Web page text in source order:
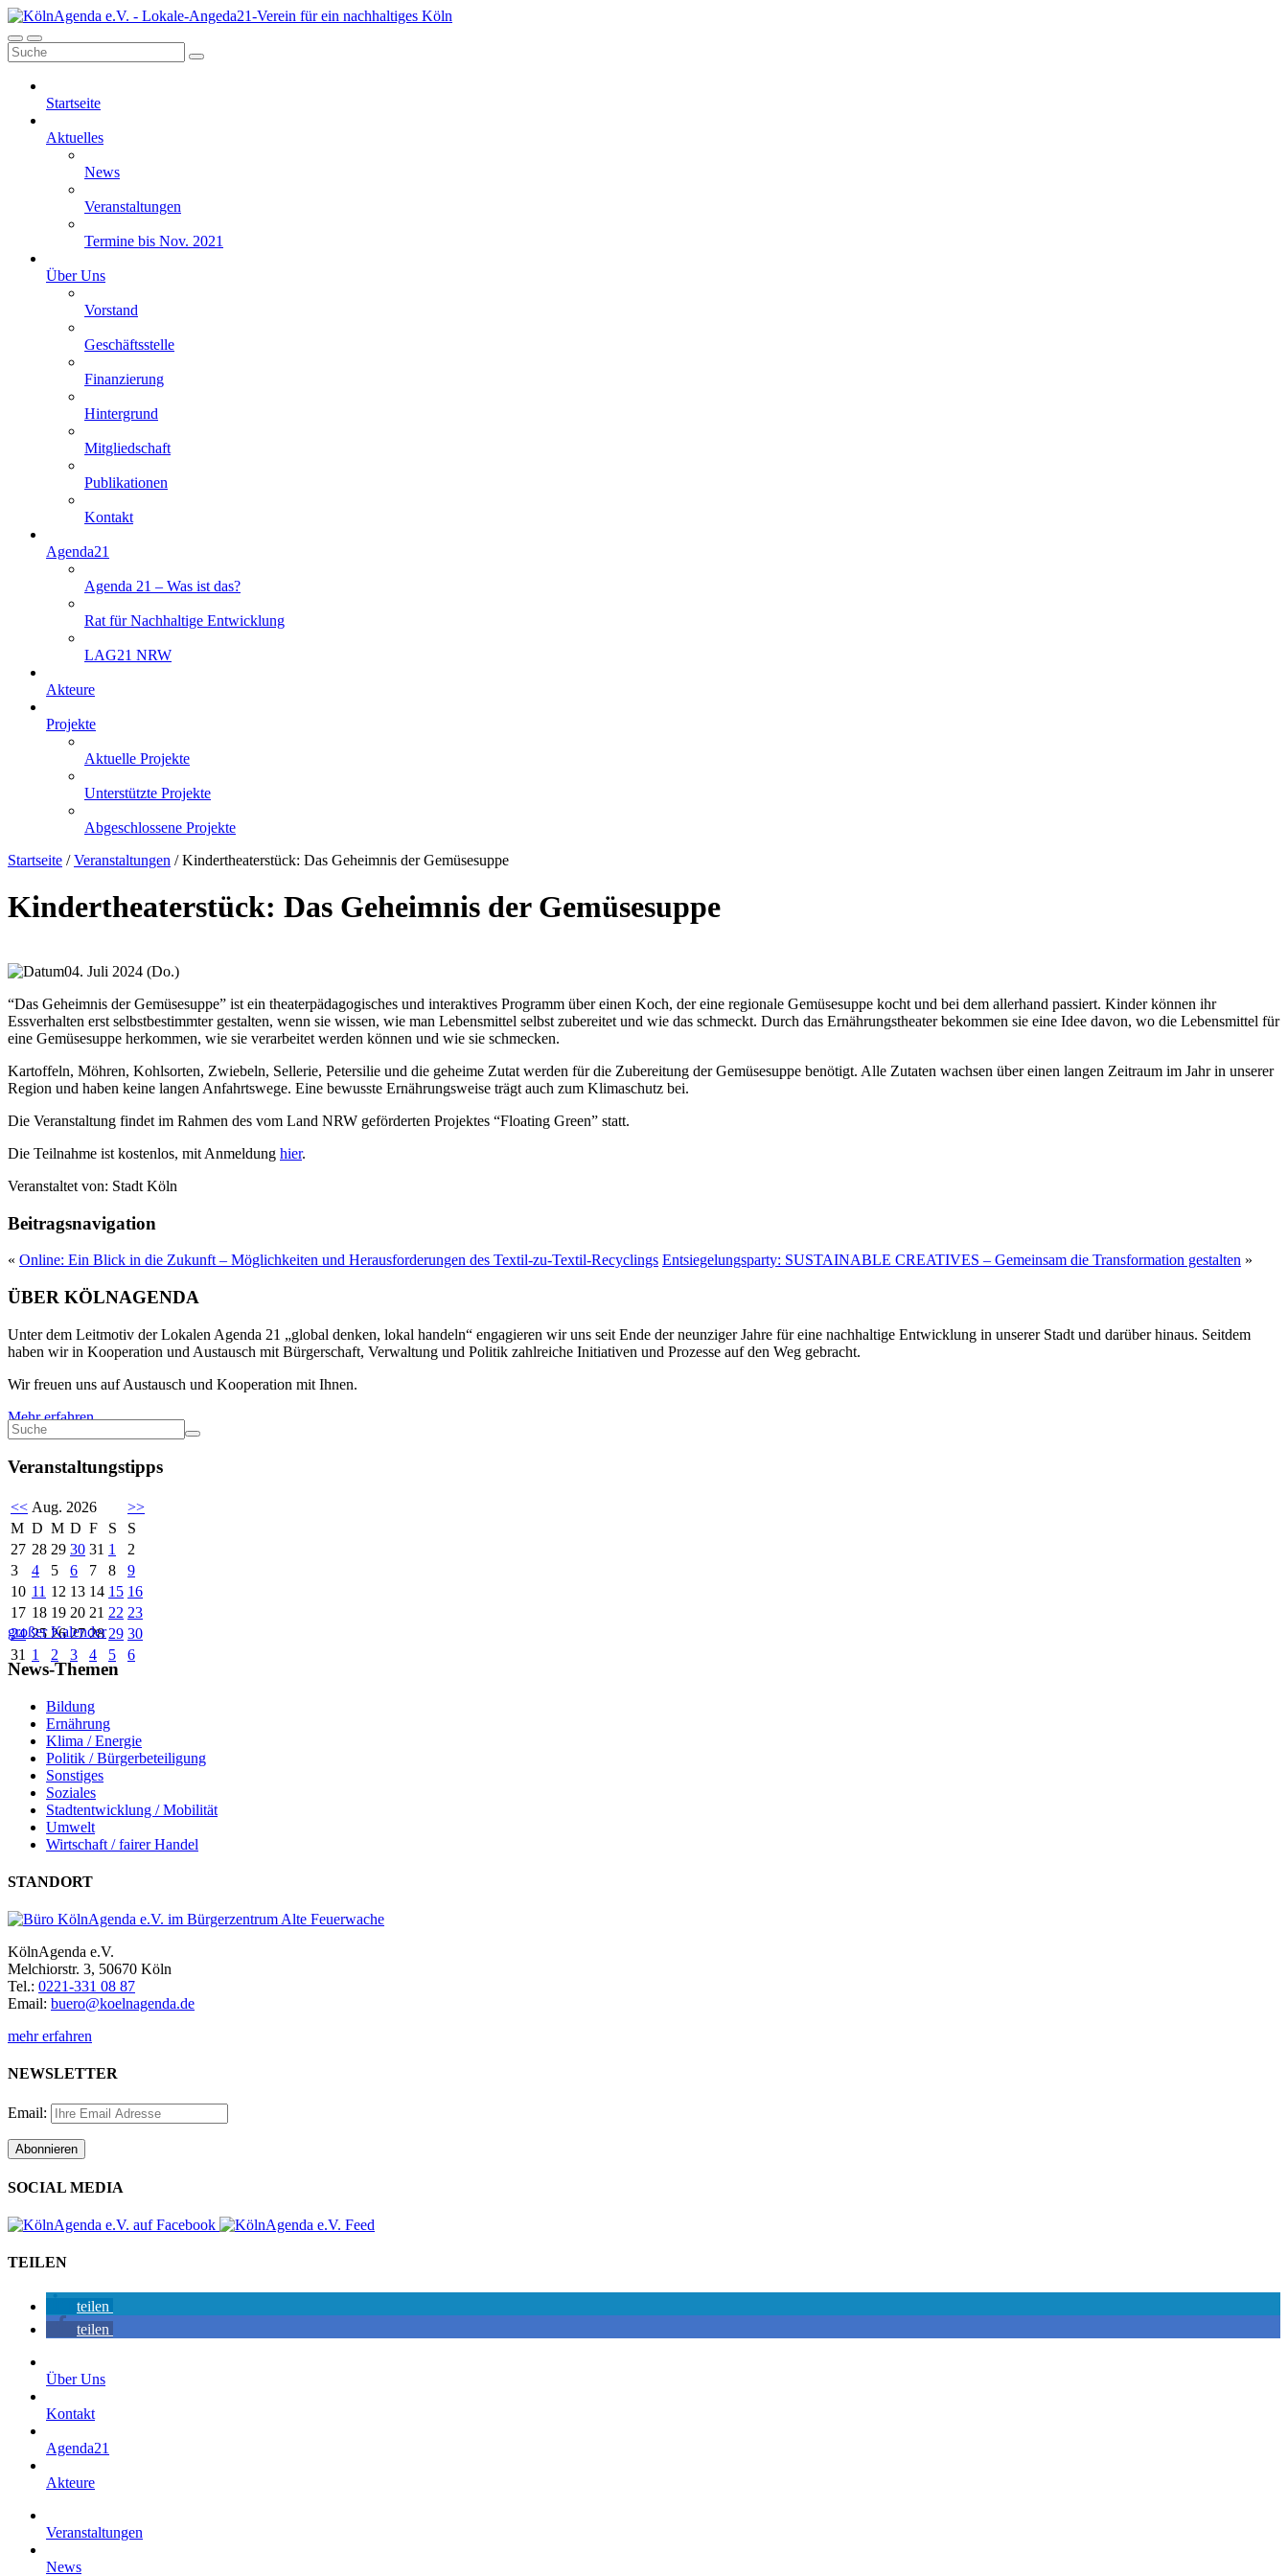
Startseite
Aktuelles
News
Veranstaltungen
Termine bis Nov. 2021
Über Uns
Vorstand
Geschäftsstelle
Finanzierung
Hintergrund
Mitgliedschaft
Publikationen
Kontakt
Agenda21
Agenda 21 – Was ist das?
Rat für Nachhaltige Entwicklung
LAG21 NRW
Akteure
Projekte
Aktuelle Projekte
Unterstützte Projekte
Abgeschlossene Projekte
Startseite /Veranstaltungen /Kindertheaterstück: Das Geheimnis der Gemüsesuppe
Kindertheaterstück: Das Geheimnis der Gemüsesuppe
04. Juli 2024 (Do.)
“Das Geheimnis der Gemüsesuppe” ist ein theaterpädagogisches und interaktives Programm über einen Koch, der eine regionale Gemüsesuppe kocht und bei dem allerhand passiert. Kinder können ihr
Essverhalten erst selbstbestimmter gestalten, wenn sie wissen, wie man Lebensmittel selbst zubereitet und wie das schmeckt. Durch das Ernährungstheater bekommen sie eine Idee davon, wo die Lebensmittel für
eine Gemüsesuppe herkommen, wie sie verarbeitet werden können und wie sie schmecken.
Kartoffeln, Möhren, Kohlsorten, Zwiebeln, Sellerie, Petersilie und die geheime Zutat werden für die Zubereitung der Gemüsesuppe benötigt. Alle Zutaten wachsen über einen langen Zeitraum im Jahr in unserer
Region und haben keine langen Anfahrtswege. Eine bewusste Ernährungsweise trägt auch zum Klimaschutz bei.
Die Veranstaltung findet im Rahmen des vom Land NRW geförderten Projektes “Floating Green” statt.
Die Teilnahme ist kostenlos, mit Anmeldung hier.
Veranstaltet von: Stadt Köln
Beitragsnavigation
« Online: Ein Blick in die Zukunft – Möglichkeiten und Herausforderungen des Textil-zu-Textil-Recyclings Entsiegelungsparty: SUSTAINABLE CREATIVES – Gemeinsam die Transformation gestalten »
ÜBER KÖLNAGENDA
Unter dem Leitmotiv der Lokalen Agenda 21 „global denken, lokal handeln“ engagieren wir uns seit Ende der neunziger Jahre für eine nachhaltige Entwicklung in unserer Stadt und darüber hinaus. Seitdem
haben wir in Kooperation und Austausch mit Bürgerschaft, Verwaltung und Politik zahlreiche Initiativen und Prozesse auf den Weg gebracht.
Wir freuen uns auf Austausch und Kooperation mit Ihnen.
Mehr erfahren
Veranstaltungstipps
<< Aug. 2026
>>
M D M D F S
S
27 28 29 30 31 1
2
3
4 5 6 7 8
9
10 11 12 13 14 15 16
17 18 19 20 21 22 23
24 25 26 27 28 29 30
31 1 2 3 4 5 6
großer Kalender
News-Themen
Bildung
Ernährung
Klima / Energie
Politik / Bürgerbeteiligung
Sonstiges
Soziales
Stadtentwicklung / Mobilität
Umwelt
Wirtschaft / fairer Handel
STANDORT
KölnAgenda e.V.
Melchiorstr. 3, 50670 Köln
Tel.: 0221-331 08 87
Email: buero@koelnagenda.de
mehr erfahren
NEWSLETTER
Email:
SOCIAL MEDIA
TEILEN
teilen
teilen
Über Uns
Kontakt
Agenda21
Akteure
Veranstaltungen
News